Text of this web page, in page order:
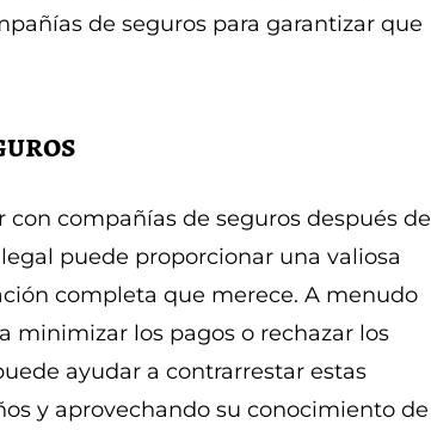
de seguros para garantizar que
compañías de seguros después de
puede proporcionar una valiosa
completa que merece. A menudo
minimizar los pagos o rechazar los
ayudar a contrarrestar estas
y aprovechando su conocimiento de